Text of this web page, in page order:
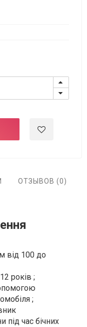
ОТЗЫВОВ (0)
від 100 до
років ;
;
під час бічних